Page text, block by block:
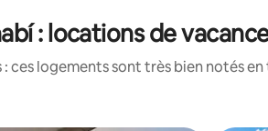
: locations de
: ces logements sont très bien notés